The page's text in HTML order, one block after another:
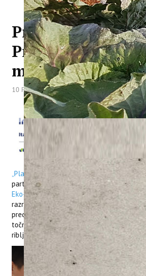
Projekt
Prezentacija
moru"
10 Prosinac 2024 Hitova: 1328
Eko
„Plastika u moru“
na kojoj su
partnera, Natura Histrica i Institut
Eko-gastro događanje bilo je
razreda osnovnih škola, koji su imali
predavanju biologa iz pulskog Akvarija
točnije plastičnom onečišćenju mora,
ribljim jelima.